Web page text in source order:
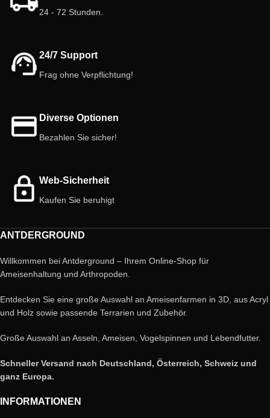
für Ameisen, Arthropoden, Reptilien
24 - 72 Stunden.
24/7 Support
Frag ohne Verpflichtung!
Diverse Optionen
Bezahlen Sie sicher!
Web-Sicherheit
Kaufen Sie beruhigt
ANTDERGROUND
Willkommen bei Antderground – Ihrem Online-Shop für
Ameisenhaltung und Arthropoden.
Entdecken Sie eine große Auswahl an Ameisenfarmen in 3D, aus Acryl
und Holz sowie passende Terrarien und Zubehör.
Große Auswahl an Asseln, Ameisen, Vogelspinnen und Lebendfutter.
Schneller Versand nach Deutschland, Österreich, Schweiz und
ganz Europa.
INFORMATIONEN